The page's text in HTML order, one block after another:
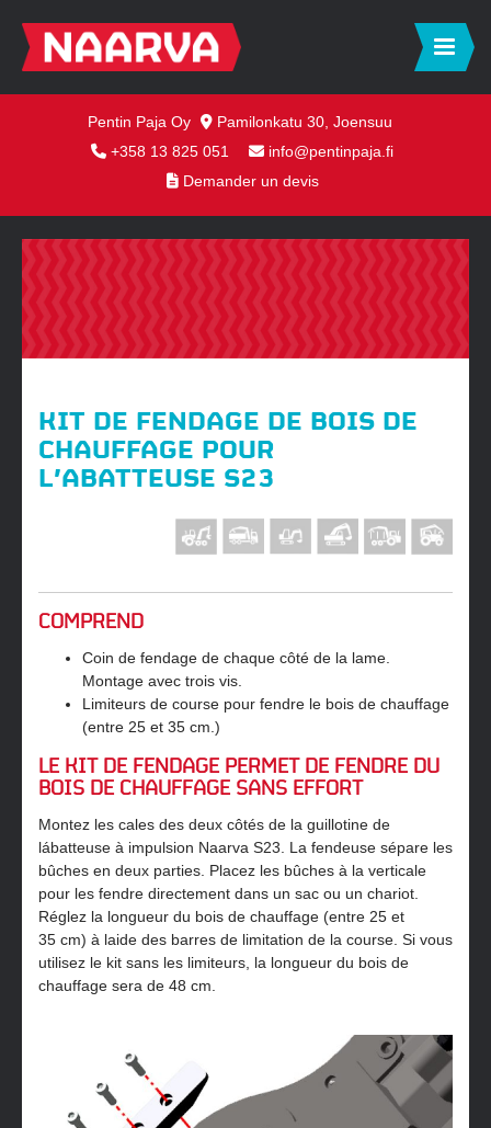
Pentin Paja Oy
Pamilonkatu 30, Joensuu
+358 13 825 051
info@pentinpaja.fi
Demander un devis
KIT DE FENDAGE DE BOIS DE
CHAUFFAGE POUR
L’ABATTEUSE S23
COMPREND
Coin de fendage de chaque côté de la lame.
Montage avec trois vis.
Limiteurs de course pour fendre le bois de chauffage
(entre 25 et 35 cm.)
LE KIT DE FENDAGE PERMET DE FENDRE DU
BOIS DE CHAUFFAGE SANS EFFORT
Montez les cales des deux côtés de la guillotine de
lábatteuse à impulsion Naarva S23. La fendeuse sépare les
bûches en deux parties. Placez les bûches à la verticale
pour les fendre directement dans un sac ou un chariot.
Réglez la longueur du bois de chauffage (entre 25 et
35 cm) à laide des barres de limitation de la course. Si vous
utilisez le kit sans les limiteurs, la longueur du bois de
chauffage sera de 48 cm.